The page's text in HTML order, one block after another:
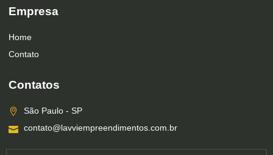
Empresa
Home
Contato
Contatos
São Paulo - SP
contato@lavviempreendimentos.com.br